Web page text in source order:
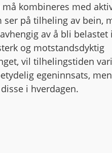
kombineres med
på tilheling av bein,
av å bli belastet i
og motstandsdyktig
vil tilhelingstiden
egeninnsats,
i hverdagen.